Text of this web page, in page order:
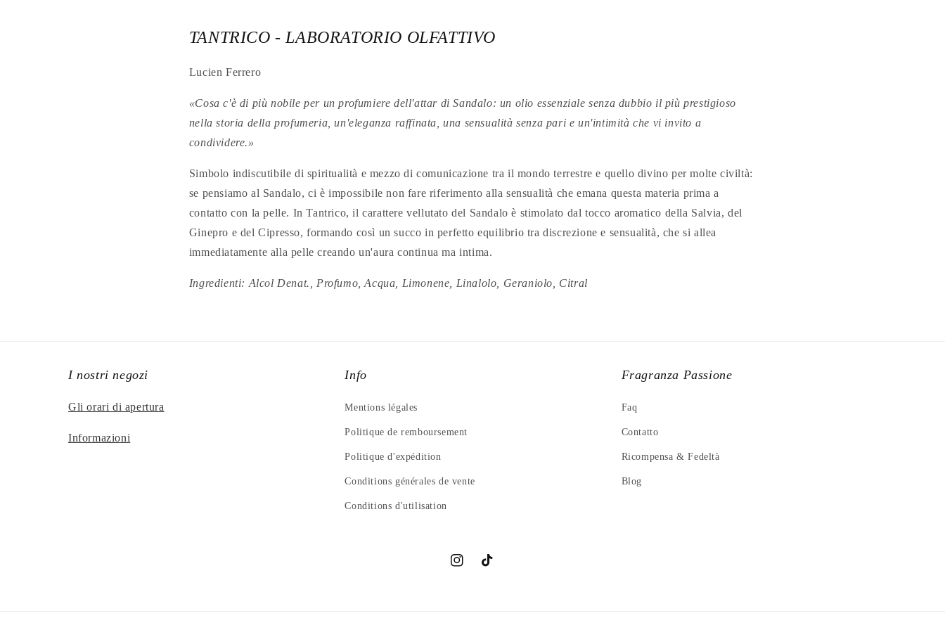
TANTRICO - LABORATORIO OLFATTIVO
Lucien Ferrero
«Cosa c'è di più nobile per un profumiere dell'attar di Sandalo: un olio essenziale senza dubbio il più prestigioso
nella storia della profumeria, un'eleganza raffinata, una sensualità senza pari e un'intimità che vi invito a
condividere.»
Simbolo indiscutibile di spiritualità e mezzo di comunicazione tra il mondo terrestre e quello divino per molte civiltà:
se pensiamo al Sandalo, ci è impossibile non fare riferimento alla sensualità che emana questa materia prima a
contatto con la pelle. In Tantrico, il carattere vellutato del Sandalo è stimolato dal tocco aromatico della Salvia, del
Ginepro e del Cipresso, formando così un succo in perfetto equilibrio tra discrezione e sensualità, che si allea
immediatamente alla pelle creando un'aura continua ma intima.
Ingredienti: Alcol Denat., Profumo, Acqua, Limonene, Linalolo, Geraniolo, Citral
I nostri negozi
Gli orari di apertura
Informazioni
Info
Mentions légales
Politique de remboursement
Politique d'expédition
Conditions générales de vente
Conditions d'utilisation
Fragranza Passione
Faq
Contatto
Ricompensa & Fedeltà
Blog
InstagramTikTok